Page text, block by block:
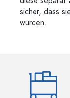
sicher, dass
wurden.